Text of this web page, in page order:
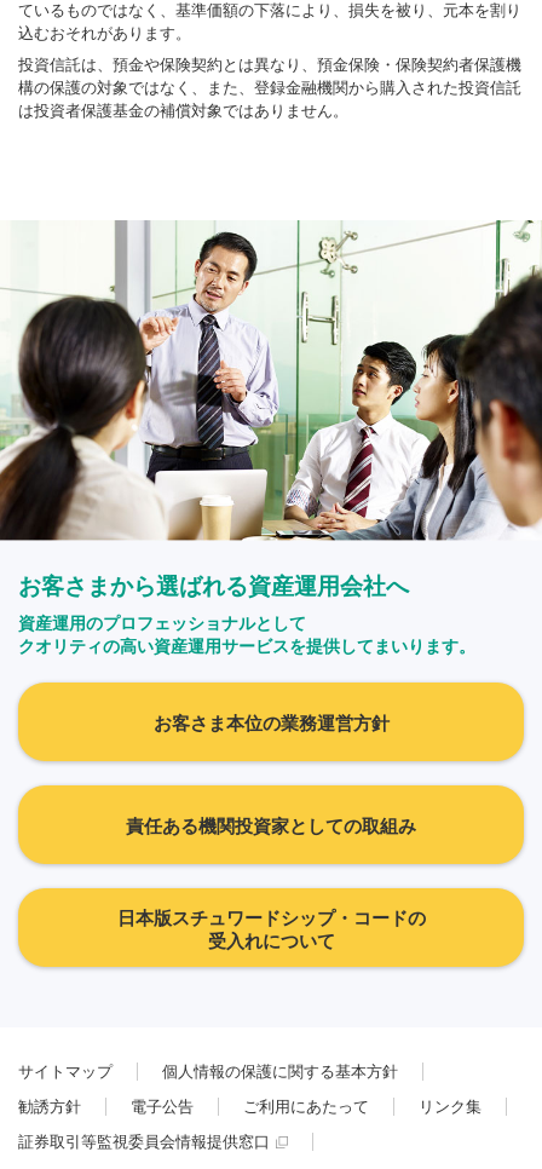
ているものではなく、基準価額の下落により、損失を被り、元本を割り
込むおそれがあります。
投資信託は、預金や保険契約とは異なり、預金保険・保険契約者保護機
構の保護の対象ではなく、また、登録金融機関から購入された投資信託
は投資者保護基金の補償対象ではありません。
お客さまから選ばれる資産運用会社へ
資産運用のプロフェッショナルとして
クオリティの高い資産運用サービスを提供してまいります。
お客さま本位の業務運営方針
責任ある機関投資家としての取組み
日本版スチュワードシップ・コードの
受入れについて
サイトマップ
個人情報の保護に関する基本方針
勧誘方針
電子公告 ご利用にあたって
リンク集
証券取引等監視委員会情報提供窓口